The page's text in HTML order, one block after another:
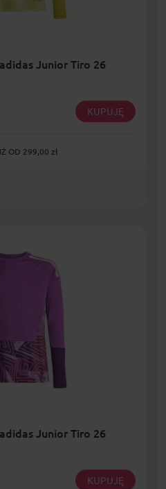
Junior Tiro 26
KUPUJĘ
OD 299,00 zł
Junior Tiro 26
KUPUJĘ